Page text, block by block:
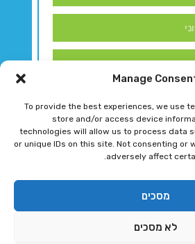
Manage
To provide the best experiences, we use
store and/or access device
technologies will allow us to process data
or unique IDs on this site. Not consenting or
adversely affect
מסכים
לא מסכים